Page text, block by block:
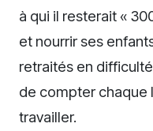
à qui il resterait «
et nourrir ses
retraités en
de compter chaque
travailler.